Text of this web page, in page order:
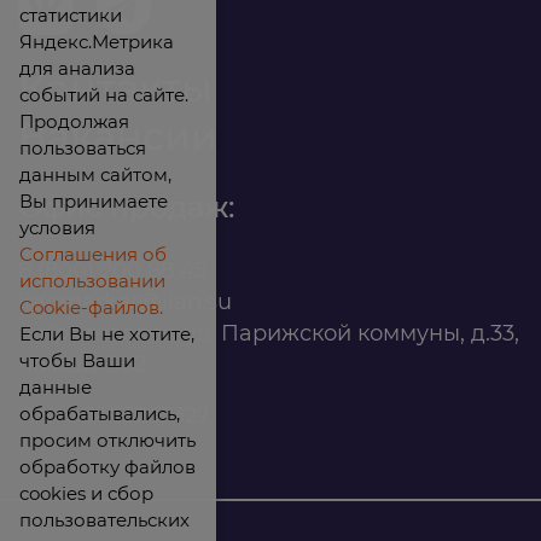
Контакты
Вакансии
Офис продаж:
infomarket@ilan.su
г. Красноярск, ул. Парижской коммуны, д.33,
помещ. 302
ИНН: 2465263327
статистики
Яндекс.Метрика
для анализа
событий на сайте.
Продолжая
пользоваться
данным сайтом,
Вы принимаете
условия
Соглашения об
использовании
Cookie-файлов.
Если Вы не хотите,
чтобы Ваши
данные
обрабатывались,
просим отключить
обработку файлов
cookies и сбор
пользовательских